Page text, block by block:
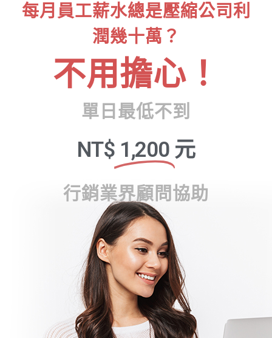
每月員工薪水總是壓縮公司利
潤幾十萬？
不用擔心！
單日最低不到
NT$ 1,200 元
行銷業界顧問協助